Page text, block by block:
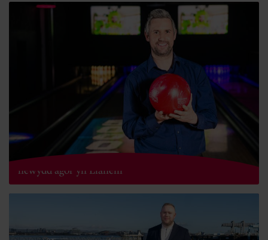
Adloniant i'r teulu cyfan wrth i gyfadeilad hamdden
newydd agor yn Llanelli